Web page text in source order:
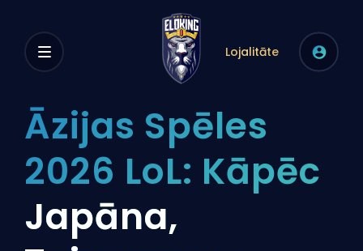
Lojalitāte
Āzijas Spēles
2026 LoL: Kāpēc
Japāna,